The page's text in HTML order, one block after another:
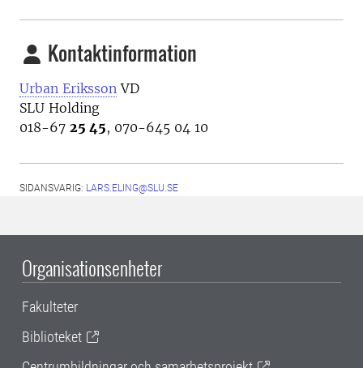
Kontaktinformation
Urban Eriksson VD
SLU Holding
018-67 25 45, 070-645 04 10
SIDANSVARIG: LARS.ELING@SLU.SE
Organisationsenheter
Fakulteter
Biblioteket